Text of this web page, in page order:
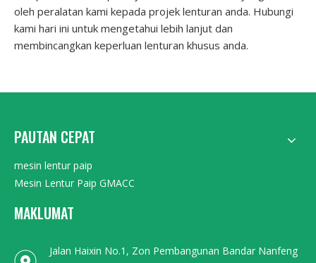
oleh peralatan kami kepada projek lenturan anda. Hubungi
kami hari ini untuk mengetahui lebih lanjut dan
membincangkan keperluan lenturan khusus anda.
PAUTAN CEPAT
mesin lentur paip
Mesin Lentur Paip GMACC
MAKLUMAT
Jalan Haixin No.1, Zon Pembangunan Bandar Nanfeng